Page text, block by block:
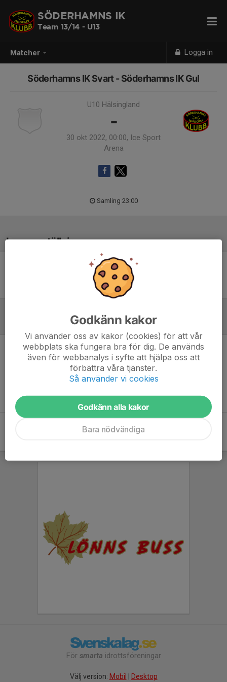
Matcher Logga in
SÖDERHAMNS IK
Team 13/14 - U13
Söderhamns IK Svart - Söderhamns IK Gul
U10 Hälsingland
-
30 okt 2022, 00:00, Ice Sport
Arena
Samling 23:00
Laguppställning
Ingen uppställning ifylld
Inget referat skrivet
För smarta idrottsföreningar
Välj version: Mobil Desktop
Godkänn kakor
Vi använder oss av kakor (cookies) för att vår
webbplats ska fungera bra för dig. De används
även för webbanalys i syfte att hjälpa oss att
förbättra våra tjänster.
Så använder vi cookies
Godkänn alla kakor
Bara nödvändiga